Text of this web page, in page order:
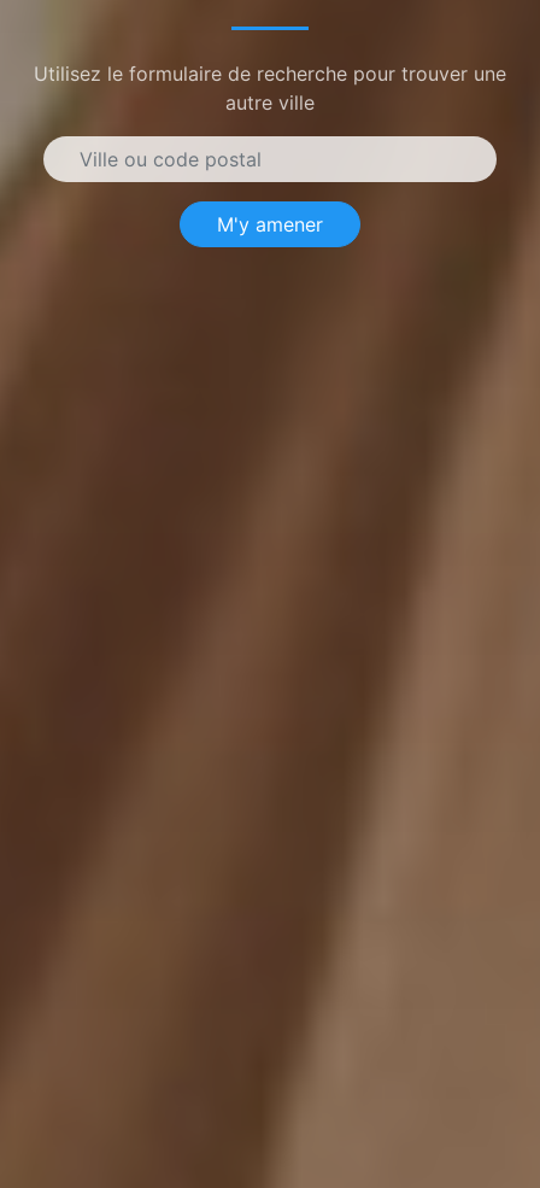
Utilisez le formulaire de recherche pour trouver une
autre ville
M'y amener